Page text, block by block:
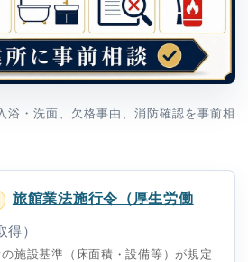
浴・洗面、欠格事由、消防確認を事前相
旅館業法施行令（厚生労働
得）
施設基準（床面積・設備等）が規定